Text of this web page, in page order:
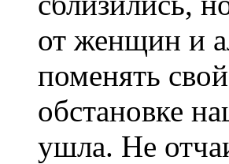
от женщин и
поменять
обстановке
ушла. Не